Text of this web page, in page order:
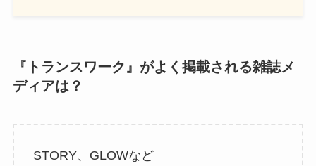
『トランスワーク』がよく掲載される雑誌メ
ディアは？
STORY、GLOWなど